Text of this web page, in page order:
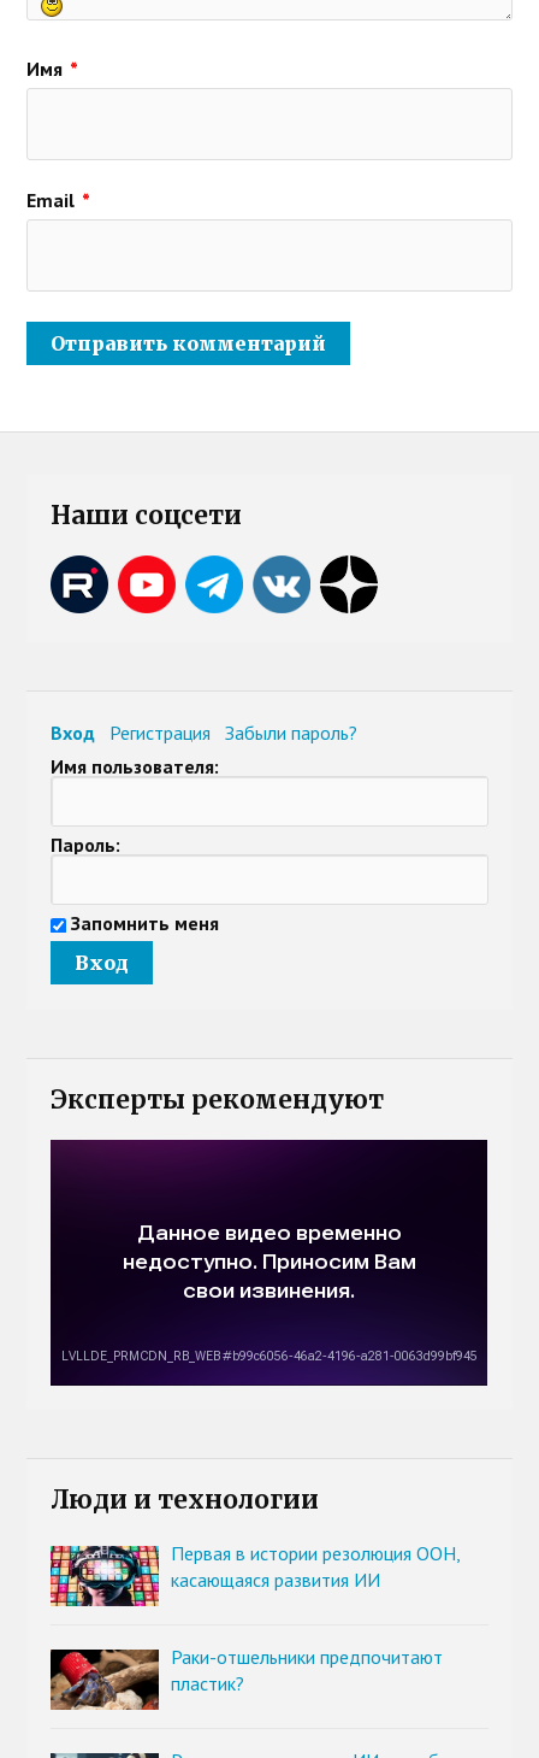
Имя *
Email *
Наши соцсети
Вход Регистрация
Забыли пароль?
Имя пользователя:
Пароль:
Запомнить меня
Эксперты рекомендуют
Люди и технологии
Первая в истории резолюция ООН,
касающаяся развития ИИ
Раки-отшельники предпочитают
пластик?